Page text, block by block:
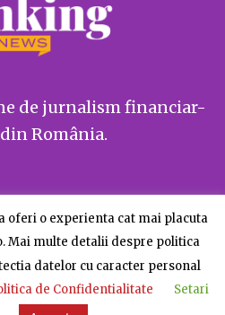
de jurnalism financiar-
România.
Contact Publicitate
oferi o experienta cat mai placuta
Mai multe detalii despre politica
datelor cu caracter personal
de Confidentialitate
Setari